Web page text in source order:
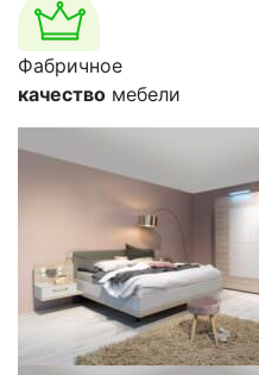
Фабричное
качество мебели